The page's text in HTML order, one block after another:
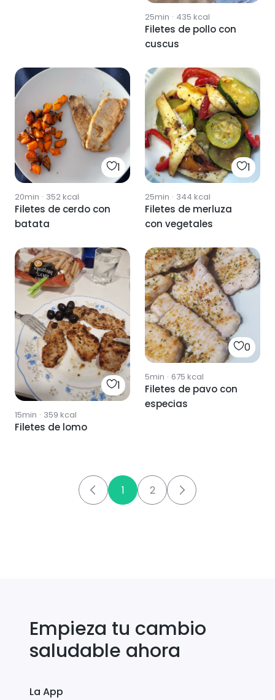
25min · 435 kcal
Filetes de pollo con
cuscus
1
20min · 352kcal
Filetes de cerdo con
batata
1
25min · 344 kcal
Filetes de merluza
con vegetales
1
15min · 359 kcal
Filetes de lomo
0
5min · 675 kcal
Filetes de pavo con
especias
1 2
Empieza tu cambio
saludable ahora
La App